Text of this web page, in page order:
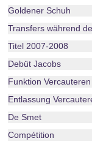
Goldener Schuh
Transfers während
Titel 2007-2008
Debüt Jacobs
Funktion Vercauteren
Entlassung
De Smet
Compétition